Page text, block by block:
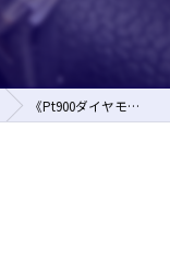
《Pt900ダイヤモンドリング》